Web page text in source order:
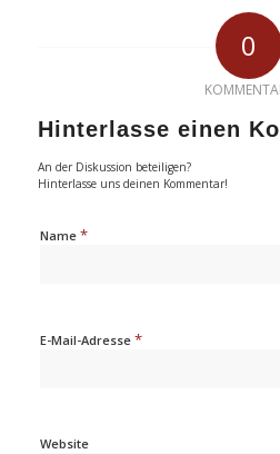
0
Hinterlasse einen
An der Diskussion beteiligen?
Hinterlasse uns deinen Kommentar!
Name *
E-Mail-Adresse *
Website